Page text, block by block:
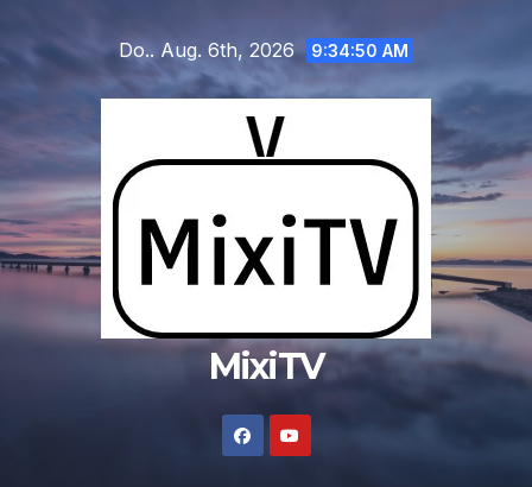
Inhalt
Do.. Aug. 6th, 2026 9:34:50 AM
MixiTV